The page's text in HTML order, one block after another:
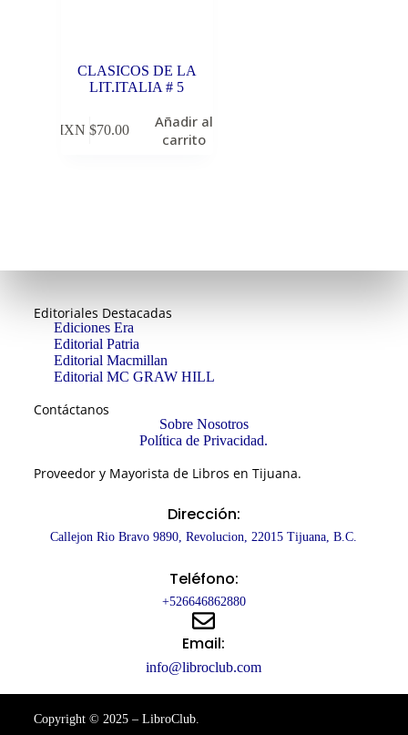
CLASICOS DE LA
LIT.ITALIA # 5
MXN $70.00
Añadir al
carrito
Editoriales Destacadas
Ediciones Era
Editorial Patria
Editorial Macmillan
Editorial MC GRAW HILL
Contáctanos
Sobre Nosotros
Política de Privacidad.
Proveedor y Mayorista de Libros en Tijuana.
Dirección:
Callejon Rio Bravo 9890, Revolucion, 22015 Tijuana, B.C.
Teléfono:
+526646862880
Email:
info@libroclub.com
Copyright © 2025 – LibroClub.